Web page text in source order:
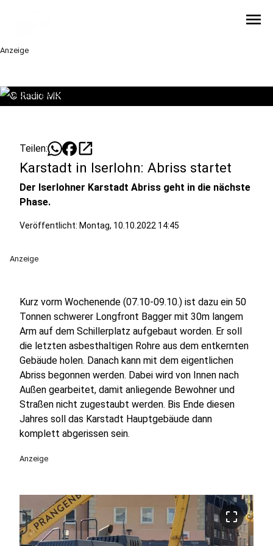
menu
Anzeige
© Radio MK
Teilen: open_in_new
Karstadt in Iserlohn: Abriss startet
Der Iserlohner Karstadt Abriss geht in die nächste
Phase.
Veröffentlicht: Montag, 10.10.2022 14:45
Anzeige
Kurz vorm Wochenende (07.10-09.10.) ist dazu ein 50
Tonnen schwerer Longfront Bagger mit 30m langem
Arm auf dem Schillerplatz aufgebaut worden. Er soll
die letzten asbesthaltigen Rohre aus dem entkernten
Gebäude holen. Danach kann mit dem eigentlichen
Abriss begonnen werden. Dabei wird von Innen nach
Außen gearbeitet, damit anliegende Bewohner und
Straßen nicht zugestaubt werden. Bis Ende diesen
Jahres soll das Karstadt Hauptgebäude dann
komplett abgerissen sein.
Anzeige
crop_free